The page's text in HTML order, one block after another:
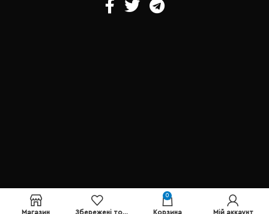
комбінований аудіороз'єм
для навушників/мікрофона/
Магазин Збережені товари
0
Корзина Мій аккаунт